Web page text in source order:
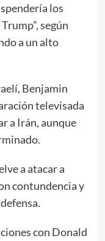
los
según
a un alto
Benjamin
televisada
a Irán, aunque
a atacar a
contundencia y
con Donald